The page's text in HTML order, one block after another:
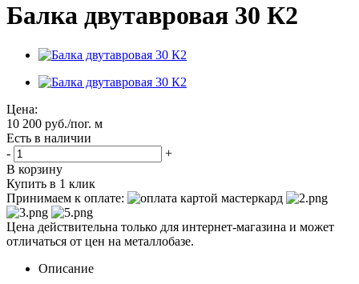
Балка двутавровая 30 К2
Цена:
10 200 руб./пог. м
Есть в наличии
-
+
В корзину
Купить в 1 клик
Принимаем к оплате:
Цена действительна только для интернет-магазина и может
отличаться от цен на металлобазе.
Описание